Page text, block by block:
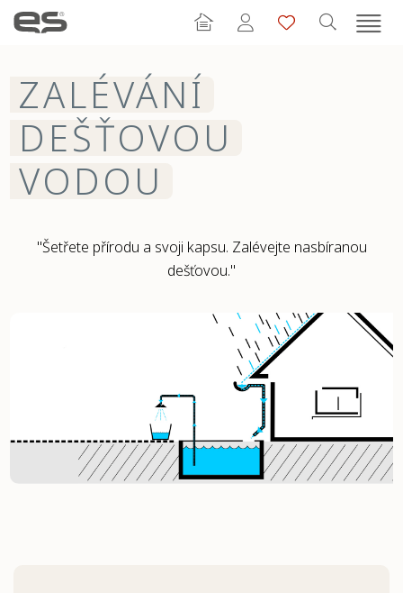
ZALÉVÁNÍ
DEŠŤOVOU
VODOU
"Šetřete přírodu a svoji kapsu. Zalévejte nasbíranou
dešťovou."